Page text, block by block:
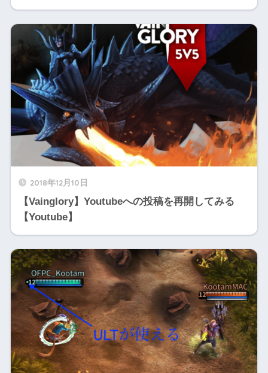
2018年12月10日
【Vainglory】Youtubeへの投稿を再開してみる
【Youtube】